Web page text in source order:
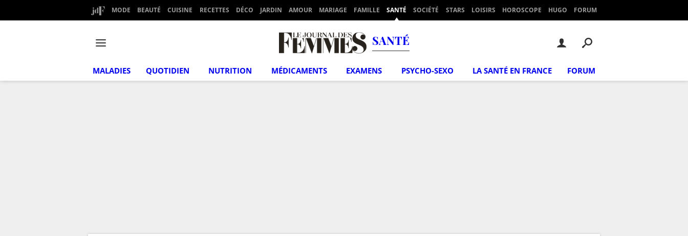
MODE BEAUTÉ CUISINE RECETTES DÉCO JARDIN AMOUR MARIAGE FAMILLE SANTÉ SOCIÉTÉ STARS LOISIRS HOROSCOPE HUGO FORUM
SANTÉ
MALADIES QUOTIDIEN NUTRITION MÉDICAMENTS EXAMENS PSYCHO-SEXO LA SANTÉ EN FRANCE FORUM